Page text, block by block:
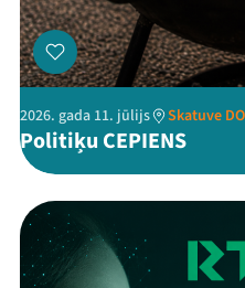
2026. gada 11. jūlijs Skatuve
Politiķu CEPIENS